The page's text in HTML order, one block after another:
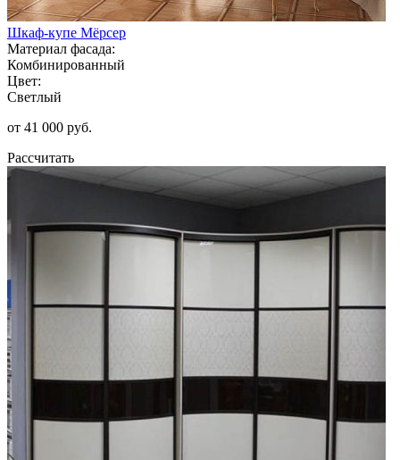
Шкаф-купе Мёрсер
Материал фасада:
Комбинированный
Цвет:
Светлый
от 41 000 руб.
Рассчитать